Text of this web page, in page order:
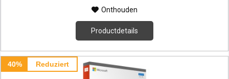
Onthouden
Productdetails
40% Reduziert